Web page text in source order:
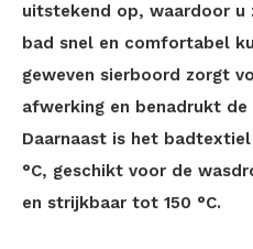
uitstekend op, waardoor u
bad snel en comfortabel
geweven sierboord zorgt
afwerking en benadrukt
Daarnaast is het
°C, geschikt voor de
en strijkbaar tot 150 °C.